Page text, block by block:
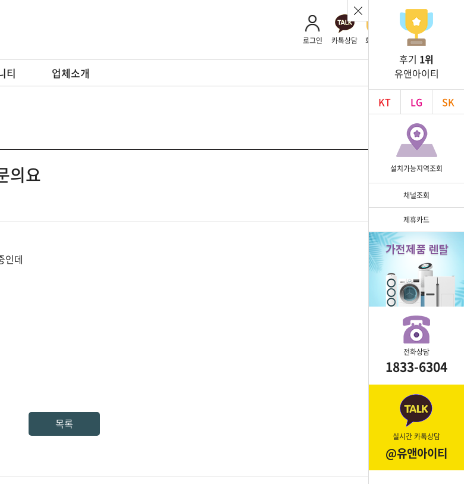
로그인 카톡상담 회사소개
티 업체소개
후기 1위
유앤아이티
KT
LG SK
설치가능지역조회
채널조회
제휴카드
전화상담
1833-6304
실시간 카톡상담
@유앤아이티
의요
인데
목록